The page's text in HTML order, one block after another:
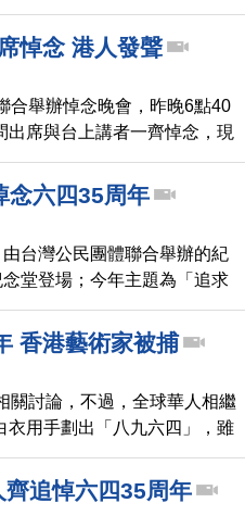
悼念 港人發聲
合舉辦悼念晚會，昨晚6點40
席與台上講者一齊悼念，現
出席，希望台灣民眾能守住這
念六四35周年
台灣公民團體聯合舉辦的紀
堂登場；今年主題為「追求
默哀儀式預計在晚上8點9分進
極權國家侵犯人權的惡行。
人地區，唯一可公開紀念六
香港藝術家被捕
關討論，不過，全球華人相繼
衣用手劃出「八九六四」，雖
追悼六四35周年